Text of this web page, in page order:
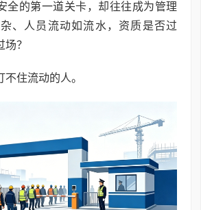
全的第一道关卡，却往往成为管理
、人员流动如流水，资质是否过
？
住流动的人。